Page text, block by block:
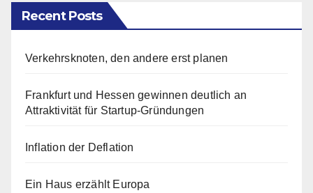
Recent Posts
Verkehrsknoten, den andere erst planen
Frankfurt und Hessen gewinnen deutlich an
Attraktivität für Startup-Gründungen
Inflation der Deflation
Ein Haus erzählt Europa